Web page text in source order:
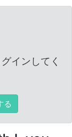
インしてく
る